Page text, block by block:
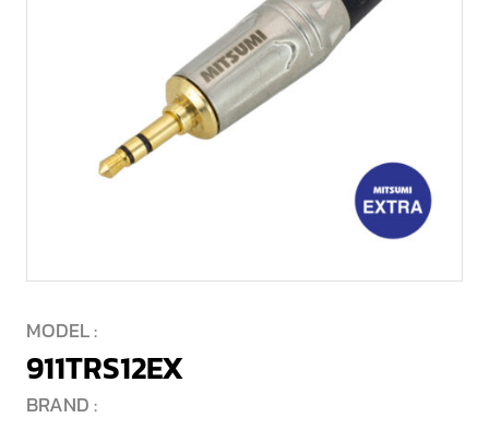
MODEL :
911TRS12EX
BRAND :